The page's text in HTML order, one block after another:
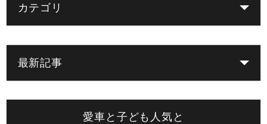
カテゴリ
最新記事
愛車と子ども人気と